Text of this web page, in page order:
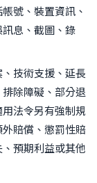
號、裝置資訊、
息、截圖、錄
技術支援、延長
除障礙、部分退
法令另有強制規
賠償、懲罰性賠
預期利益或其他